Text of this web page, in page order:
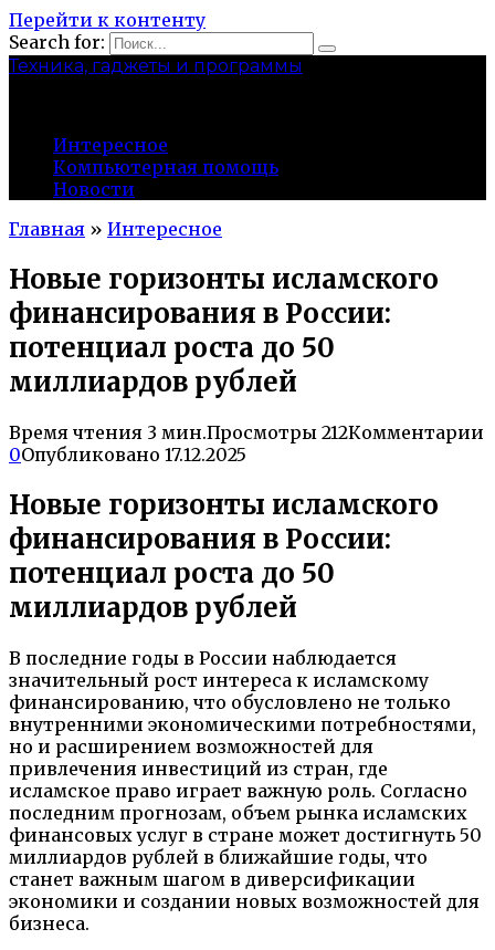
Перейти к контенту
Search for:
Техника, гаджеты и программы
Интересное
Компьютерная помощь
Новости
Главная » Интересное
Новые горизонты исламского
финансирования в России:
потенциал роста до 50
миллиардов рублей
Время чтения 3 мин.Просмотры 212Комментарии
0Опубликовано 17.12.2025
Новые горизонты исламского
финансирования в России:
потенциал роста до 50
миллиардов рублей
В последние годы в России наблюдается
значительный рост интереса к исламскому
финансированию, что обусловлено не только
внутренними экономическими потребностями,
но и расширением возможностей для
привлечения инвестиций из стран, где
исламское право играет важную роль. Согласно
последним прогнозам, объем рынка исламских
финансовых услуг в стране может достигнуть 50
миллиардов рублей в ближайшие годы, что
станет важным шагом в диверсификации
экономики и создании новых возможностей для
бизнеса.